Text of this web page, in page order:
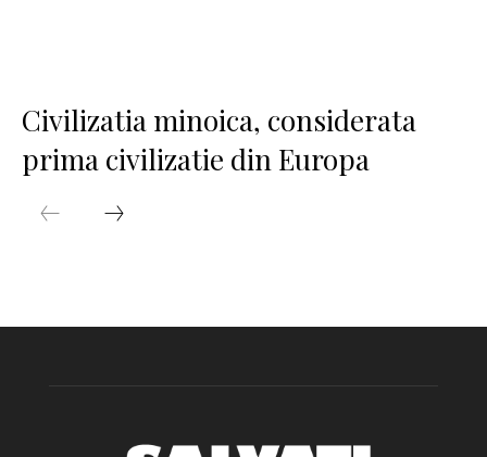
Civilizatia minoica, considerata
prima civilizatie din Europa